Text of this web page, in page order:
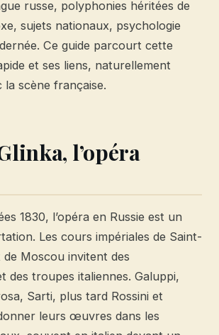
russe, polyphonies héritées de
sujets nationaux, psychologie
Ce guide parcourt cette
et ses liens, naturellement
la scène française.
l’opéra
1830, l’opéra en Russie est un
Les cours impériales de Saint-
Moscou invitent des
des troupes italiennes. Galuppi,
Sarti, plus tard Rossini et
leurs œuvres dans les